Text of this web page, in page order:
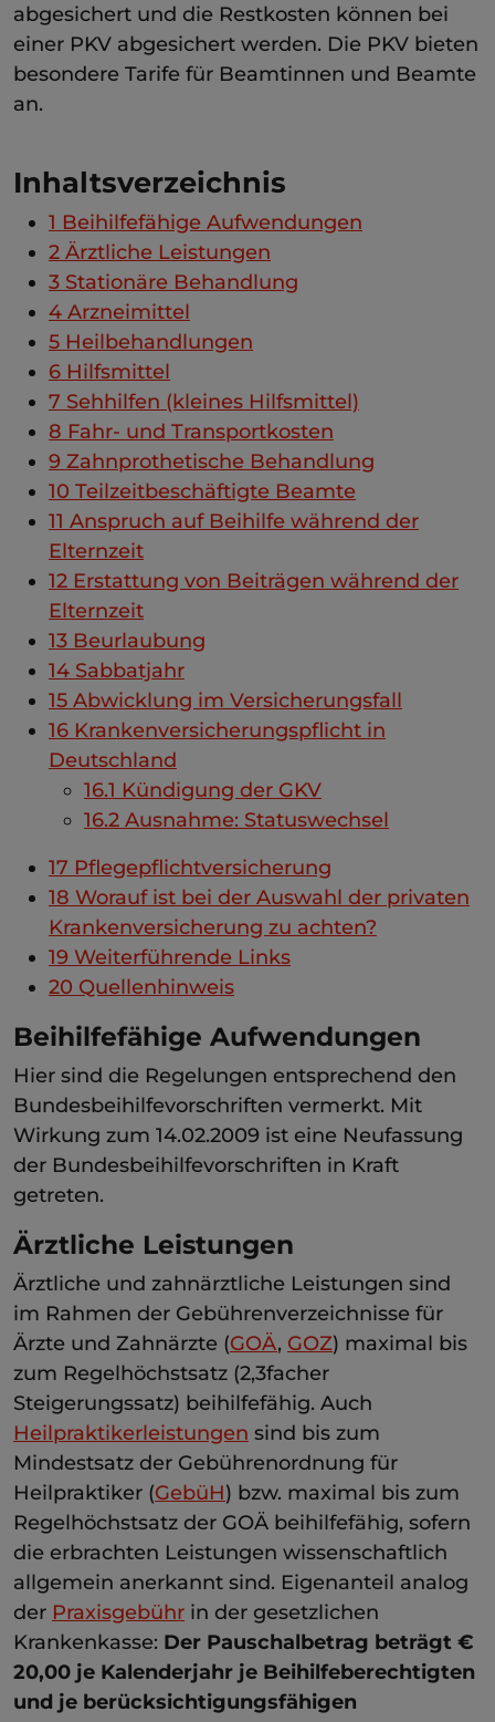
abgesichert und die Restkosten können bei
einer PKV abgesichert werden. Die PKV bieten
besondere Tarife für Beamtinnen und Beamte
an.
Inhaltsverzeichnis
1 Beihilfefähige Aufwendungen
2 Ärztliche Leistungen
3 Stationäre Behandlung
4 Arzneimittel
5 Heilbehandlungen
6 Hilfsmittel
7 Sehhilfen (kleines Hilfsmittel)
8 Fahr- und Transportkosten
9 Zahnprothetische Behandlung
10 Teilzeitbeschäftigte Beamte
11 Anspruch auf Beihilfe während der
Elternzeit
12 Erstattung von Beiträgen während der
Elternzeit
13 Beurlaubung
14 Sabbatjahr
15 Abwicklung im Versicherungsfall
16 Krankenversicherungspflicht in
Deutschland
16.1 Kündigung der GKV
16.2 Ausnahme: Statuswechsel
17 Pflegepflichtversicherung
18 Worauf ist bei der Auswahl der privaten
Krankenversicherung zu achten?
19 Weiterführende Links
20 Quellenhinweis
Beihilfefähige Aufwendungen
Hier sind die Regelungen entsprechend den
Bundesbeihilfevorschriften vermerkt. Mit
Wirkung zum 14.02.2009 ist eine Neufassung
der Bundesbeihilfevorschriften in Kraft
getreten.
Ärztliche Leistungen
Ärztliche und zahnärztliche Leistungen sind
im Rahmen der Gebührenverzeichnisse für
Ärzte und Zahnärzte (GOÄ, GOZ) maximal bis
zum Regelhöchstsatz (2,3facher
Steigerungssatz) beihilfefähig. Auch
Heilpraktikerleistungen sind bis zum
Mindestsatz der Gebührenordnung für
Heilpraktiker (GebüH) bzw. maximal bis zum
Regelhöchstsatz der GOÄ beihilfefähig, sofern
die erbrachten Leistungen wissenschaftlich
allgemein anerkannt sind. Eigenanteil analog
der Praxisgebühr in der gesetzlichen
Krankenkasse: Der Pauschalbetrag beträgt €
20,00 je Kalenderjahr je Beihilfeberechtigten
und je berücksichtigungsfähigen